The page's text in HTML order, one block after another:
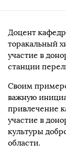
Доцент
торакальный
участие в
станции
Своим
важную
привлечение
участие в
культуры
области.